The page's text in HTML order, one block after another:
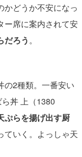
かどうか不安になっ
ー席に案内されて安
だろう。
の2種類。一番安い
丼 上（1380
ぷらを揚げ出す厨
ていく。よっしゃ天